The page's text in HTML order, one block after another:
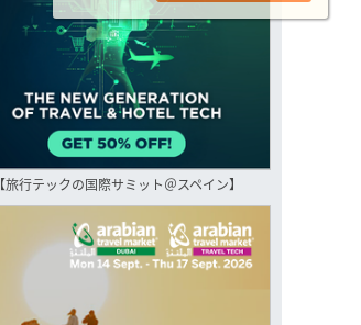
【旅行テックの国際サミット＠スペイン】